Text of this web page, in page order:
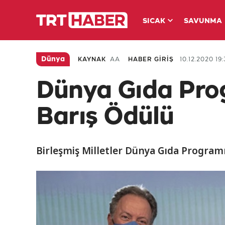
SICAK SAVUNMA
Dünya KAYNAK AA HABER GİRİŞ 10.12.2020
Dünya Gıda
Barış Ödülü
Birleşmiş Milletler Dünya Gıda